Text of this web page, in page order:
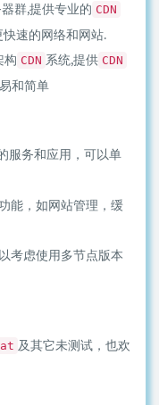
群,提供专业的 CDN
速的网络和网站.
构 CDN 系统,提供 CDN
和简单
服务和应用，可以单
能，如网站管理，缓
考虑使用多节点版本
及其它未测试，也欢